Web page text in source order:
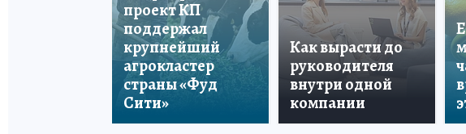
проект КП
поддержал
крупнейший
агрокластер
страны «Фуд
Сити»
Как вырасти до
руководителя
внутри одной
компании